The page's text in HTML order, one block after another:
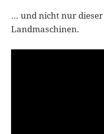
… und nicht nur
Landmaschinen.